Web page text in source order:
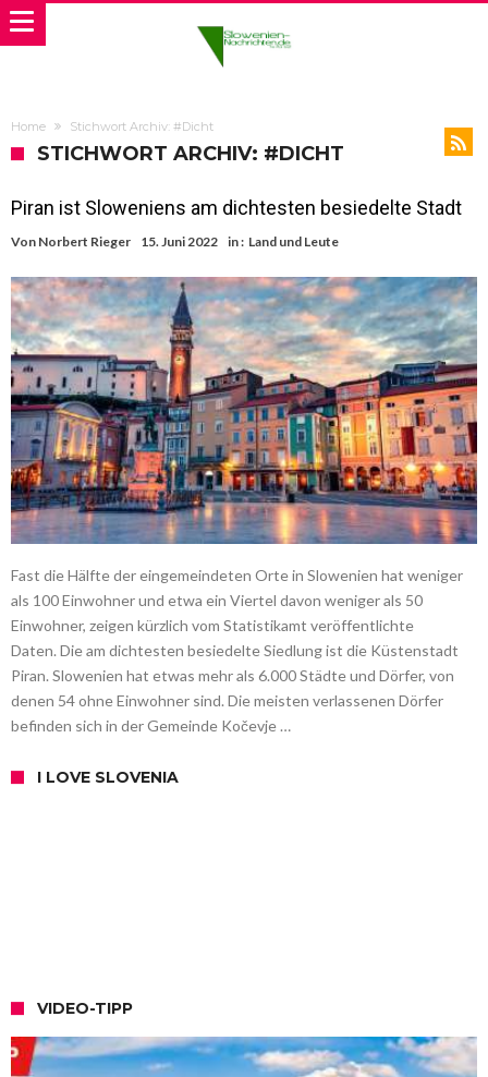
Home Stichwort Archiv: #Dicht
STICHWORT ARCHIV: #DICHT
Piran ist Sloweniens am dichtesten besiedelte Stadt
Von Norbert Rieger 15. Juni 2022 in : Land und Leute
Fast die Hälfte der eingemeindeten Orte in Slowenien hat weniger
als 100 Einwohner und etwa ein Viertel davon weniger als 50
Einwohner, zeigen kürzlich vom Statistikamt veröffentlichte
Daten. Die am dichtesten besiedelte Siedlung ist die Küstenstadt
Piran. Slowenien hat etwas mehr als 6.000 Städte und Dörfer, von
denen 54 ohne Einwohner sind. Die meisten verlassenen Dörfer
befinden sich in der Gemeinde Kočevje …
I LOVE SLOVENIA
VIDEO-TIPP